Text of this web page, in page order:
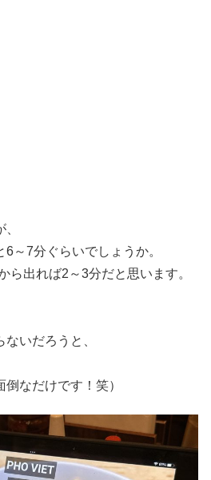
～7分ぐらいでしょうか。
ら出れば2～3分だと思います。
いだろうと、
倒なだけです！笑）